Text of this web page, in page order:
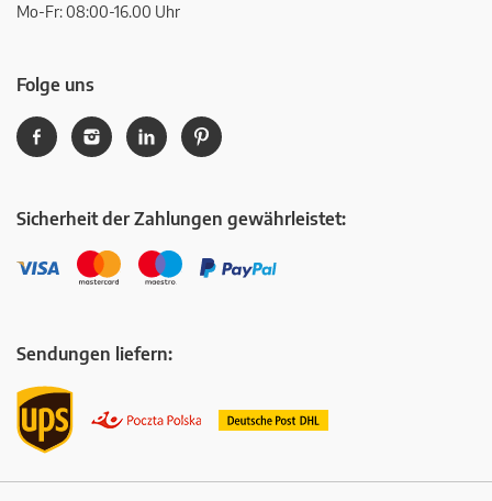
Mo-Fr: 08:00-16.00 Uhr
Folge uns
Sicherheit der Zahlungen gewährleistet:
Sendungen liefern: